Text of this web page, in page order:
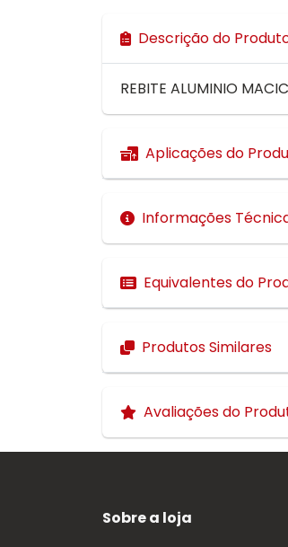
Descrição do
REBITE ALUMINIO
Aplicações do
Informações
Equivalentes do
Produtos Similares
Avaliações do
Sobre a loja